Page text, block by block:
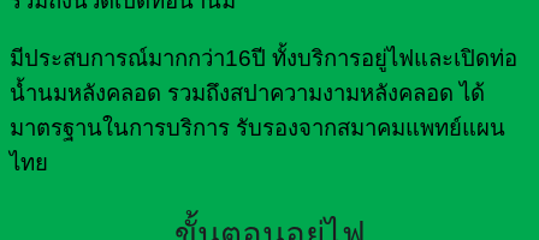
มีประสบการณ์มากกว่า16ปี ทั้งบริการอยู่ไฟและเปิดท่อ
น้ำนมหลังคลอด รวมถึงสปาความงามหลังคลอด ได้
มาตรฐานในการบริการ รับรองจากสมาคมแพทย์แผน
ไทย